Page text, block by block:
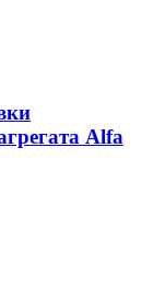
Alfa